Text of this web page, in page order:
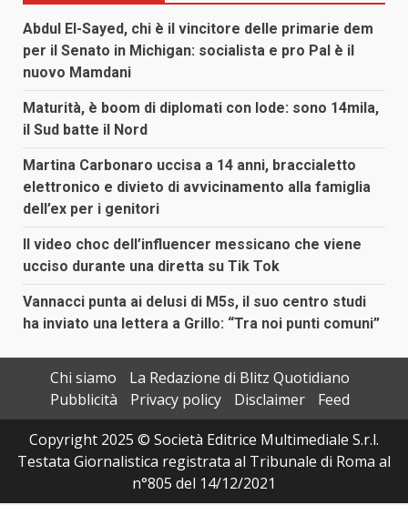
Abdul El-Sayed, chi è il vincitore delle primarie dem
per il Senato in Michigan: socialista e pro Pal è il
nuovo Mamdani
Maturità, è boom di diplomati con lode: sono 14mila,
il Sud batte il Nord
Martina Carbonaro uccisa a 14 anni, braccialetto
elettronico e divieto di avvicinamento alla famiglia
dell’ex per i genitori
Il video choc dell’influencer messicano che viene
ucciso durante una diretta su Tik Tok
Vannacci punta ai delusi di M5s, il suo centro studi
ha inviato una lettera a Grillo: “Tra noi punti comuni”
Chi siamo
La Redazione di Blitz Quotidiano
Pubblicità
Privacy policy Disclaimer
Feed
Copyright 2025 © Società Editrice Multimediale S.r.l.
Testata Giornalistica registrata al Tribunale di Roma al
n°805 del 14/12/2021